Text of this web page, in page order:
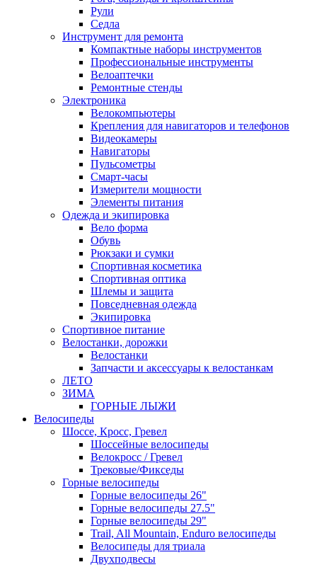
Рули
Седла
Инструмент для ремонта
Компактные наборы инструментов
Профессиональные инструменты
Велоаптечки
Ремонтные стенды
Электроника
Велокомпьютеры
Крепления для навигаторов и телефонов
Видеокамеры
Навигаторы
Пульсометры
Смарт-часы
Измерители мощности
Элементы питания
Одежда и экипировка
Вело форма
Обувь
Рюкзаки и сумки
Спортивная косметика
Спортивная оптика
Шлемы и защита
Повседневная одежда
Экипировка
Спортивное питание
Велостанки, дорожки
Велостанки
Запчасти и аксессуары к велостанкам
ЛЕТО
ЗИМА
ГОРНЫЕ ЛЫЖИ
Велосипеды
Шоссе, Кросс, Гревел
Шоссейные велосипеды
Велокросс / Гревел
Трековые/Фикседы
Горные велосипеды
Горные велосипеды 26"
Горные велосипеды 27.5"
Горные велосипеды 29"
Trail, All Mountain, Enduro велосипеды
Велосипеды для триала
Двухподвесы